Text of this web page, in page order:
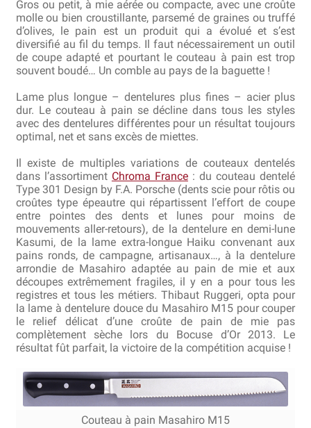
Bocuse d’Or
Ma sélection
Mon Compte
Partenaires
Plan du site
Politique de confidentialité
Politique en matière de remboursements et de retours
Questions / Réponses
Questions-Réponses?
Revendeurs
Revue de presse
Téléchargements
Gros ou petit, à mie aérée ou compacte, avec une croûte
molle ou bien croustillante, parsemé de graines ou truffé
d’olives, le pain est un produit qui a évolué et s’est
diversifié au fil du temps. Il faut nécessairement un outil
de coupe adapté et pourtant le couteau à pain est trop
souvent boudé… Un comble au pays de la baguette !
Lame plus longue – dentelures plus fines – acier plus
dur. Le couteau à pain se décline dans tous les styles
avec des dentelures différentes pour un résultat toujours
optimal, net et sans excès de miettes.
Il existe de multiples variations de couteaux dentelés
dans l’assortiment Chroma France: du couteau dentelé
Type 301 Design by F.A. Porsche (dents scie pour rôtis ou
croûtes type épeautre qui répartissent l’effort de coupe
entre pointes des dents et lunes pour moins de
mouvements aller-retours), de la dentelure en demi-lune
Kasumi, de la lame extra-longue Haiku convenant aux
pains ronds, de campagne, artisanaux…, à la dentelure
arrondie de Masahiro adaptée au pain de mie et aux
découpes extrêmement fragiles, il y en a pour tous les
registres et tous les métiers. Thibaut Ruggeri, opta pour
la lame à dentelure douce du Masahiro M15 pour couper
le relief délicat d’une croûte de pain de mie pas
complètement sèche lors du Bocuse d’Or 2013. Le
résultat fût parfait, la victoire de la compétition acquise !
Couteau à pain Masahiro M15